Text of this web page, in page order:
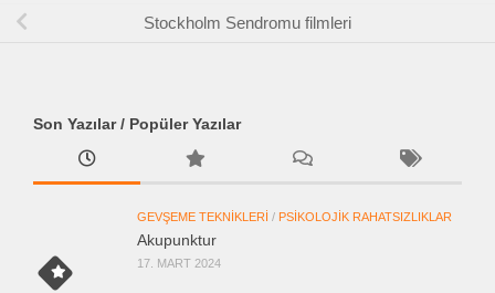
Stockholm Sendromu filmleri
Son Yazılar / Popüler Yazılar
GEVŞEME TEKNIKLERI / PSIKOLOJIK RAHATSIZLIKLAR
Akupunktur
17. MART 2024